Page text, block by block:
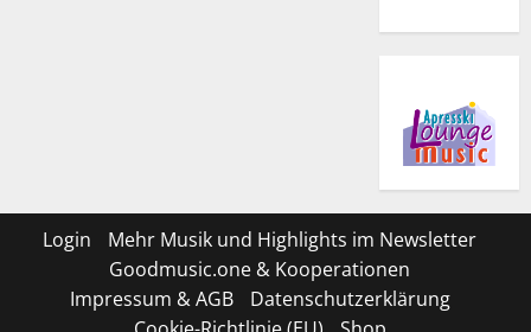
Login
Mehr Musik und Highlights im Newsletter
Goodmusic.one & Kooperationen
Impressum & AGB
Datenschutzerklärung